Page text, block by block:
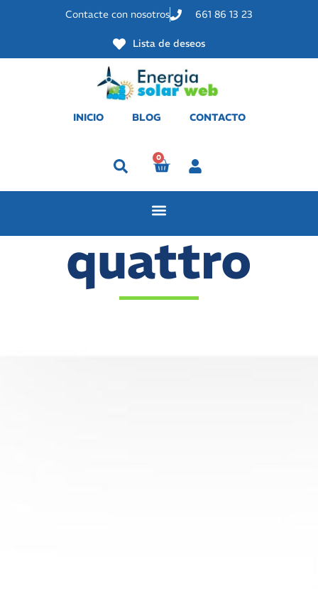
Contacte con nosotros 661 86 13 23
Lista de deseos
INICIO BLOG CONTACTO
0
quattro